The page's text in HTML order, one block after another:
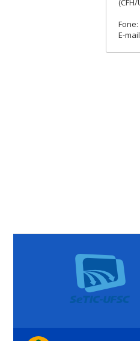
Fone:
E-